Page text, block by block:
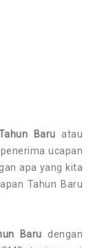
Baru atau
ucapan
apa yang kita
Tahun Baru
Baru dengan